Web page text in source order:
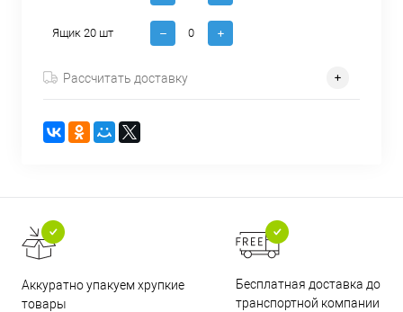
Ящик 20 шт
Рассчитать доставку
Аккуратно упакуем хрупкие
товары
Бесплатная доставка до
транспортной компании